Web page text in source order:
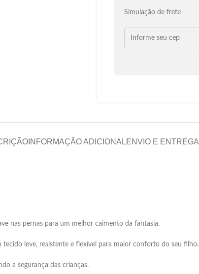
Simulação de frete
INFORMAÇÃO ADICIONALENVIO E ENTREGA
nas pernas para um melhor caimento da fantasia.
leve, resistente e flexível para maior conforto do seu filho.
a segurança das crianças.